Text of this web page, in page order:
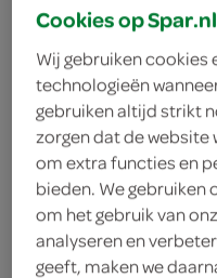
1
1.
Cookies op Spar.nl
Wij gebruiken cookies
technologieën
gebruiken altijd strikt
zorgen dat de
om extra functies en
bieden. We
om het gebruik van
analyseren en
geeft, maken we